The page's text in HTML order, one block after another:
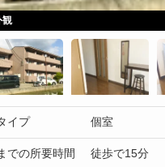
観
イプ 個室
での所要時間 徒歩で15分